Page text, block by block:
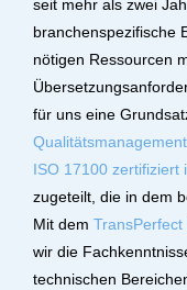
seit mehr als zwei
branchenspezifische
nötigen Ressourcen
für uns eine
ISO 17100 zertifiziert
zugeteilt, die in dem
Mit dem
wir die
technischen